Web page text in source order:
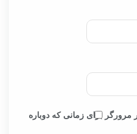
مرورگر برای زمانی که دوباره